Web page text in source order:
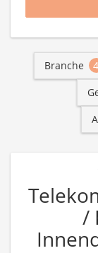
Branche 4
/